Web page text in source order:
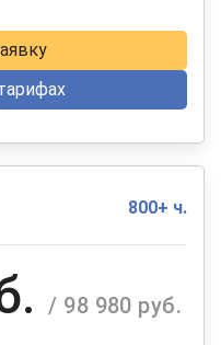
800+ ч.
/ 98 980 руб.